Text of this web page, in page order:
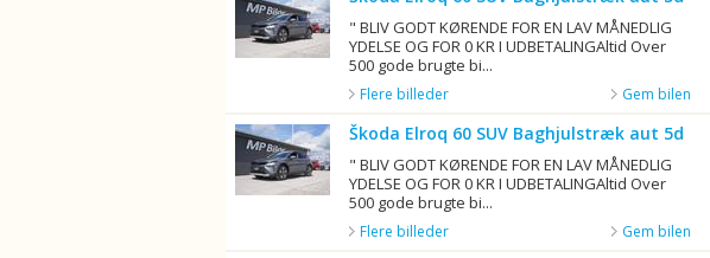
" BLIV GODT KØRENDE FOR EN LAV MÅNEDLIG
YDELSE OG FOR 0 KR I UDBETALINGAltid Over
500 gode brugte bi...
Gem bilen
Flere billeder
Škoda Elroq 60 SUV Baghjulstræk aut 5d
" BLIV GODT KØRENDE FOR EN LAV MÅNEDLIG
YDELSE OG FOR 0 KR I UDBETALINGAltid Over
500 gode brugte bi...
Gem bilen
Flere billeder